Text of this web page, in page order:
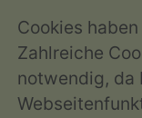
Cookies
Zahlreiche
notwendig, da